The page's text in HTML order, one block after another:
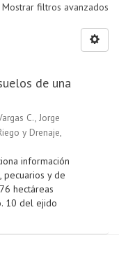
Mostrar filtros avanzados
de una
C., Jorge
y Drenaje,
información
y de
hectáreas
10 del ejido